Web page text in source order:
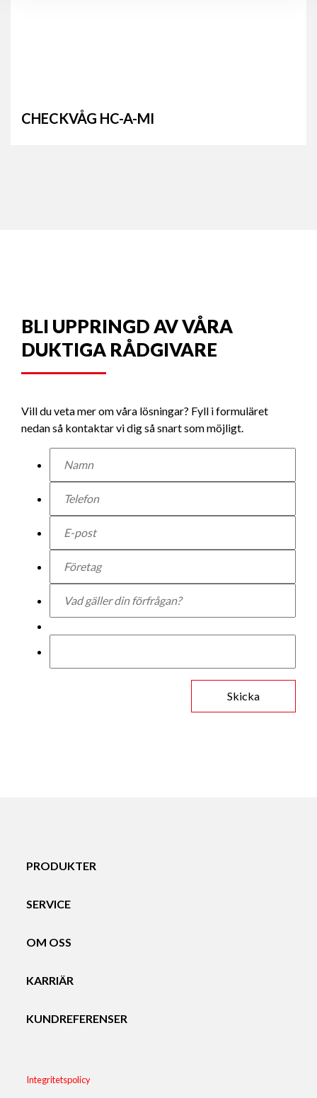
CHECKVÅG HC-A-MI
PRODUKTER
SERVICE
OM OSS
KARRIÄR
KUNDREFERENSER
Integritetspolicy
BLI UPPRINGD AV VÅRA
DUKTIGA RÅDGIVARE
Vill du veta mer om våra lösningar? Fyll i formuläret
nedan så kontaktar vi dig så snart som möjligt.